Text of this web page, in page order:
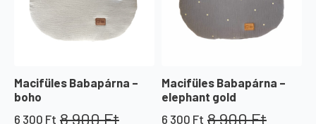
Macifüles Babapárna –
boho
8 900Ft
6 300 Ft
Macifüles Babapárna –
elephant gold
8 900Ft
6 300 Ft